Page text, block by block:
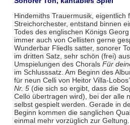
Hindemiths Trauermusik, eigentlich
Streichorchester, entstand binnen
Todes des englischen Königs
immer auch von Cellisten gerne
Wunderbar Fliedls satter, sonorer
im dritten Satz, sehr schön (frei)
Umspielungen des Chorals Für
im Schlusssatz. Am Beginn des
für neun Celli von Heitor Villa-Lobos’
Nr. 5 (die sich so ergibt, dass die
Cello übertragen wird), bei der alle
selbst gespielt werden. Gerade in
Beginn kommen die sanglichen
einmal mehr vorzüglich zur Geltung.